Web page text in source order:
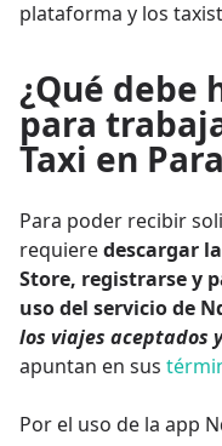
plataforma y los
¿Qué debe
para
Taxi en
Para poder recibir
requieredescargar
Store, registrarse y
uso del servicio de
los viajes aceptados
apuntan en sus
Por el uso de la app